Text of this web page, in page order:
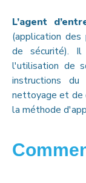
L’agent
(application des
de sécurité).
l'utilisation de
instructions
nettoyage et de
la méthode